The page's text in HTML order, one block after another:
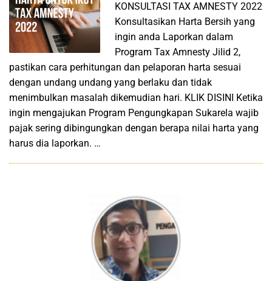
KONSULTASI TAX AMNESTY 2022
Konsultasikan Harta Bersih yang
ingin anda Laporkan dalam
Program Tax Amnesty Jilid 2,
pastikan cara perhitungan dan pelaporan harta sesuai
dengan undang undang yang berlaku dan tidak
menimbulkan masalah dikemudian hari. KLIK DISINI Ketika
ingin mengajukan Program Pengungkapan Sukarela wajib
pajak sering dibingungkan dengan berapa nilai harta yang
harus dia laporkan. …